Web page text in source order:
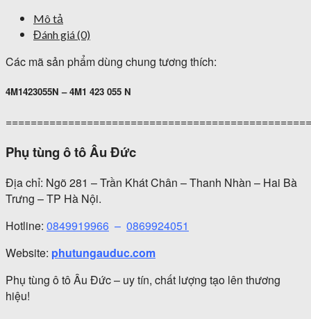
Mô tả
Đánh giá (0)
Các mã sản phẩm dùng chung tương thích:
4M1423055N – 4M1 423 055 N
Phụ tùng ô tô Âu Đức
Địa chỉ: Ngõ 281 – Trần Khát Chân – Thanh Nhàn – Hai Bà
Trưng – TP Hà Nội.
Hotline: 0849919966 – 0869924051
Website: phutungauduc.com
Phụ tùng ô tô Âu Đức – uy tín, chất lượng tạo lên thương
hiệu!